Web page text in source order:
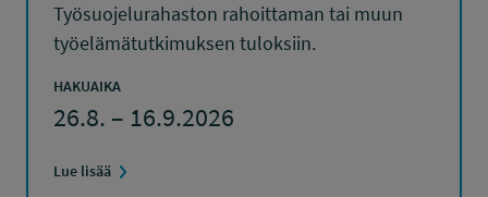
Työsuojelurahaston rahoittaman tai muun
työelämätutkimuksen tuloksiin.
HAKUAIKA
26.8. – 16.9.2026
Lue lisää